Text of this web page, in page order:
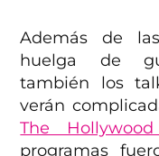
Además de
huelga de
también los
verán
The
programas